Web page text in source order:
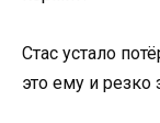
Стас устало
это ему и резко